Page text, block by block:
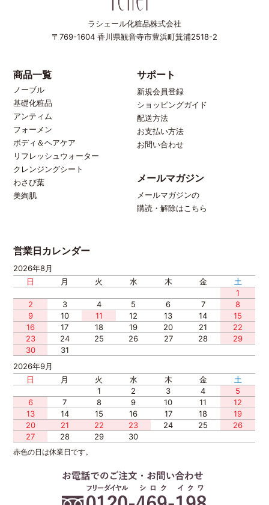
ラシェール化粧品株式会社
〒769-1604 香川県観音寺市豊浜町箕浦2518-2
商品一覧
ノーブル
基礎化粧品
アンティム
フォーメン
ボディ＆ヘアケア
リフレッシュウォーター
クレンジングシート
わさび葉
美絢肌
サポート
新規会員登録
ショッピングガイド
配送方法
お支払い方法
お問い合わせ
メールマガジン
メールマガジンの
購読・解除はこちら
営業日カレンダー
2026年8月
日
月 火 水 木 金
土
1
2
3 4 5 6 7
8
9
10 11 12 13 14
15
16
17 18 19 20 21
22
23
24 25 26 27 28
29
30
31
2026年9月
日
月 火 水 木 金
土
1
2 3 4
5
6
7 8 9 10 11
12
13
14 15 16 17 18
19
20
21 22 23 24 25
26
27
28 29 30
赤色の日は休業日です。